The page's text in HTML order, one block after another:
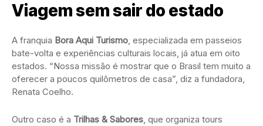
Viagem sem sair do estado
A franquia Bora Aqui Turismo, especializada em passeios
bate-volta e experiências culturais locais, já atua em oito
estados. “Nossa missão é mostrar que o Brasil tem muito a
oferecer a poucos quilômetros de casa”, diz a fundadora,
Renata Coelho.
Outro caso é a Trilhas & Sabores, que organiza tours